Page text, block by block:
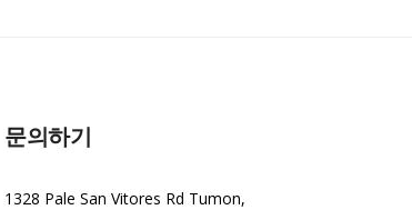
문의하기
1328 Pale San Vitores Rd Tumon,